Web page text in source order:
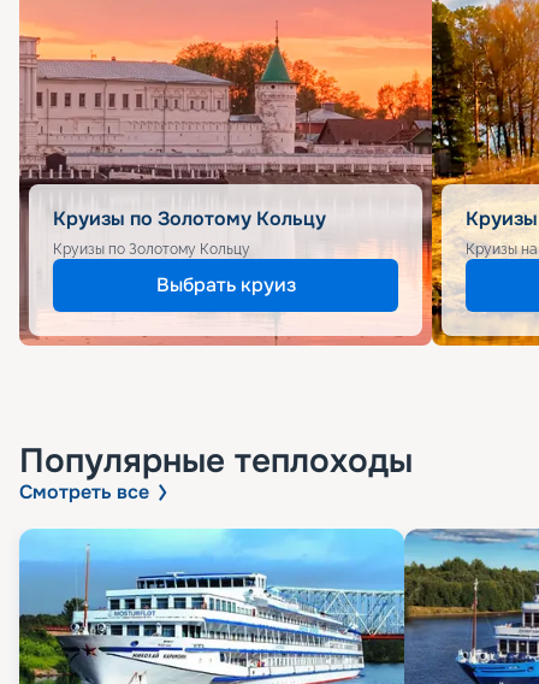
Круизы по Золотому Кольцу
Круизы по Золотому Кольцу
Выбрать круиз
Круизы
Популярные теплоходы
Смотреть все